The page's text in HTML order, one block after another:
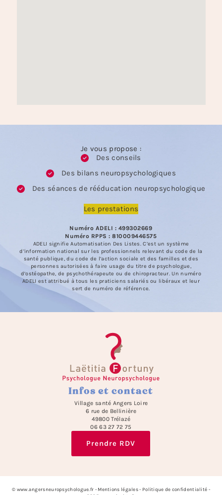
Je vous propose :
Des conseils
Des bilans neuropsychologiques
Des séances de rééducation neuropsychologique
Les prestations
Numéro ADELI : 499302669
Numéro RPPS : 810009446575
ADELI signifie Automatisation Des Listes. C’est un système
d’information national sur les professionnels relevant du code de la
santé publique, du code de l’action sociale et des familles et des
personnes autorisées à faire usage du titre de psychologue,
d’ostéopathe, de psychothérapeute ou de chiropracteur. Un numéro
ADELI est attribué à tous les praticiens salariés ou libéraux et leur
sert de numéro de référence.
Infos et contact
Village santé Angers Loire
6 rue de Bellinière
49800 Trélazé
06 63 27 72 75
Prendre RDV
© www.angersneuropsychologue.fr - Mentions légales- Politique de confidentialité -